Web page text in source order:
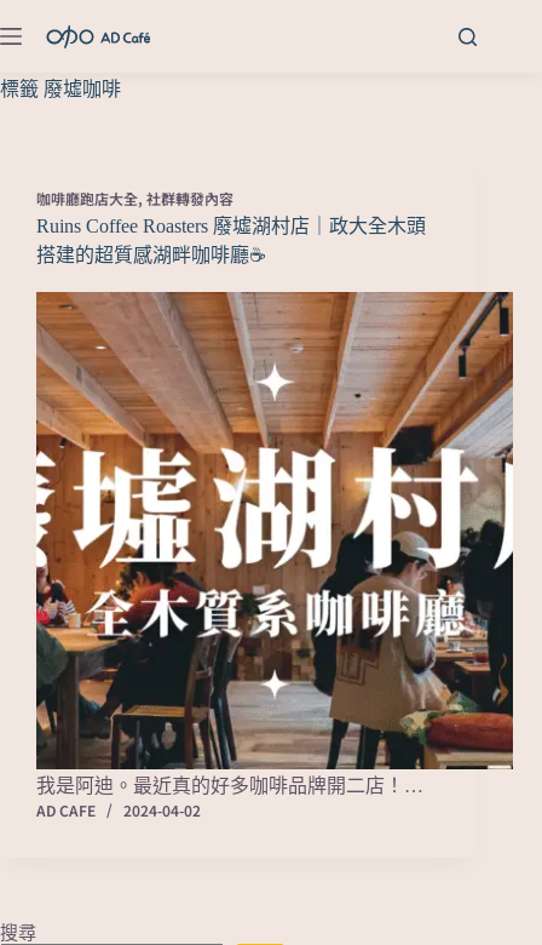
標籤 廢墟咖啡
咖啡廳跑店大全, 社群轉發內容
Ruins Coffee Roasters 廢墟湖村店｜政大全木頭
搭建的超質感湖畔咖啡廳☕️
我是阿迪。最近真的好多咖啡品牌開二店！…
AD CAFE
2024-04-02
搜尋